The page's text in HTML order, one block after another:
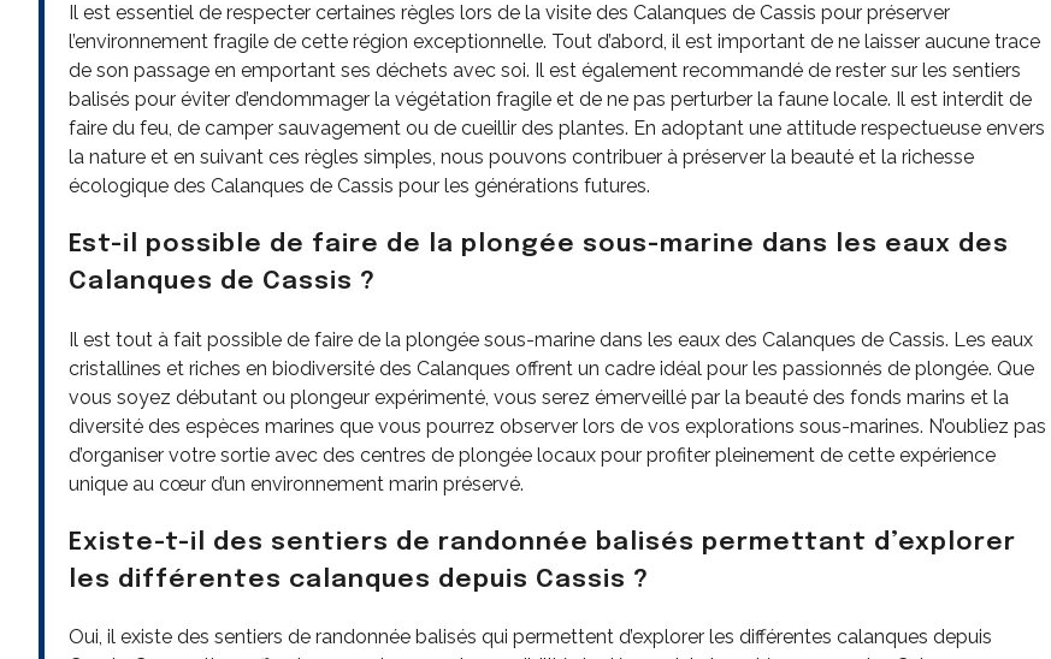
Il est essentiel de respecter certaines règles lors de la visite des Calanques de Cassis pour préserver
l’environnement fragile de cette région exceptionnelle. Tout d’abord, il est important de ne laisser aucune trace
de son passage en emportant ses déchets avec soi. Il est également recommandé de rester sur les sentiers
balisés pour éviter d’endommager la végétation fragile et de ne pas perturber la faune locale. Il est interdit de
faire du feu, de camper sauvagement ou de cueillir des plantes. En adoptant une attitude respectueuse envers
la nature et en suivant ces règles simples, nous pouvons contribuer à préserver la beauté et la richesse
écologique des Calanques de Cassis pour les générations futures.
Est-il possible de faire de la plongée sous-marine dans les eaux des
Calanques de Cassis ?
Il est tout à fait possible de faire de la plongée sous-marine dans les eaux des Calanques de Cassis. Les eaux
cristallines et riches en biodiversité des Calanques offrent un cadre idéal pour les passionnés de plongée. Que
vous soyez débutant ou plongeur expérimenté, vous serez émerveillé par la beauté des fonds marins et la
diversité des espèces marines que vous pourrez observer lors de vos explorations sous-marines. N’oubliez pas
d’organiser votre sortie avec des centres de plongée locaux pour profiter pleinement de cette expérience
unique au cœur d’un environnement marin préservé.
Existe-t-il des sentiers de randonnée balisés permettant d’explorer
les différentes calanques depuis Cassis ?
Oui, il existe des sentiers de randonnée balisés qui permettent d’explorer les différentes calanques depuis